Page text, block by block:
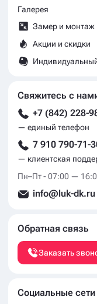
Галерея
Замер и монтаж
Акции и скидки
Свяжитесь с
+7 (842) 228-
— единый телефон
7 910 790-71-
— клиентская
Пн–Пт - 07:00 —
info@luk-dk.ru
Обратная связь
Заказать
Социальные сети